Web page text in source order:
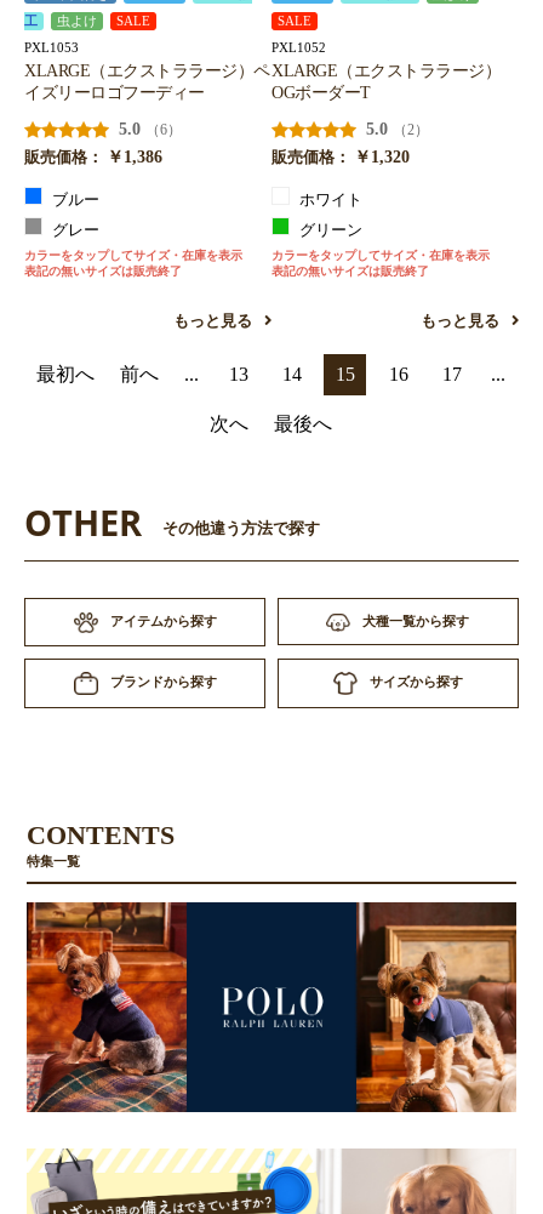
工
虫よけ SALE
PXL1053
XLARGE（エクストララージ）ペ
イズリーロゴフーディー
5.0
（6）
販売価格：
￥1,386
ブルー
グレー
カラーをタップしてサイズ・在庫を表示
表記の無いサイズは販売終了
もっと見る
SALE
PXL1052
XLARGE（エクストララージ）
OGボーダーT
5.0
（2）
販売価格：
￥1,320
ホワイト
グリーン
カラーをタップしてサイズ・在庫を表示
表記の無いサイズは販売終了
もっと見る
最初へ 前へ ... 13 14 15 16 17 ...
次へ 最後へ
OTHER その他違う方法で探す
アイテムから探す 犬種一覧から探す
ブランドから探す サイズから探す
CONTENTS
特集一覧